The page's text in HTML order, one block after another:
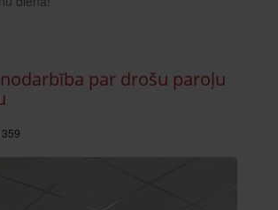
par drošu paroļu